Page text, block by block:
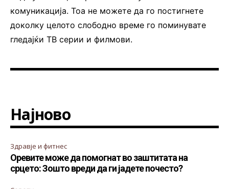
комуникација. Тоа не можете да го постигнете
доколку целото слободно време го поминувате
гледајќи ТВ серии и филмови.
Најново
Здравје и фитнес
Оревите може да помогнат во заштитата на
срцето: Зошто вреди да ги јадете почесто?